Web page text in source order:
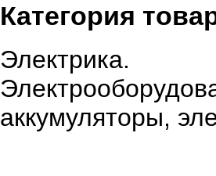
Категория
Электрика.
аккумуляторы,